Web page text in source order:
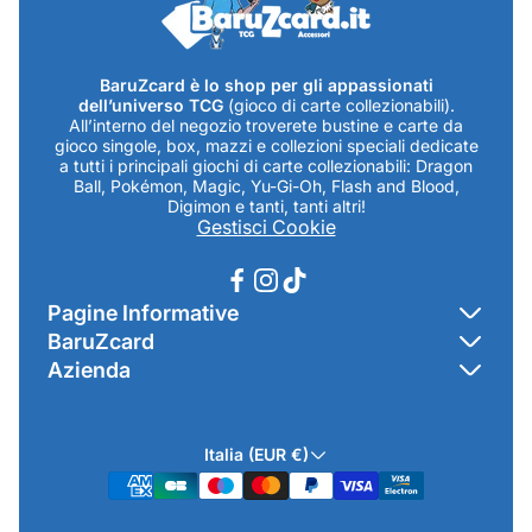
BaruZcard è lo shop per gli appassionati
dell’universo TCG (gioco di carte collezionabili).
All’interno del negozio troverete bustine e carte da
gioco singole, box, mazzi e collezioni speciali dedicate
a tutti i principali giochi di carte collezionabili: Dragon
Ball, Pokémon, Magic, Yu-Gi-Oh, Flash and Blood,
Digimon e tanti, tanti altri!
Gestisci Cookie
Pagine Informative
Contatti
Termini & Condizioni
BaruZcard
Chi-sono
Azienda
Indirizzo Negozio: Via Luigi Valentini 1a Traversa - SNC
19021 Arcola (SP)
Italia (EUR €)